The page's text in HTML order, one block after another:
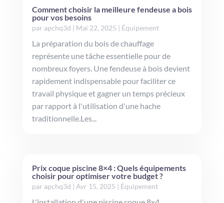
Comment choisir la meilleure fendeuse a bois
pour vos besoins
par apchq3d | Mai 22, 2025 | Équipement
La préparation du bois de chauffage
représente une tâche essentielle pour de
nombreux foyers. Une fendeuse à bois devient
rapidement indispensable pour faciliter ce
travail physique et gagner un temps précieux
par rapport à l'utilisation d'une hache
traditionnelle.Les...
Prix coque piscine 8×4 : Quels équipements
choisir pour optimiser votre budget ?
par apchq3d | Avr 15, 2025 | Équipement